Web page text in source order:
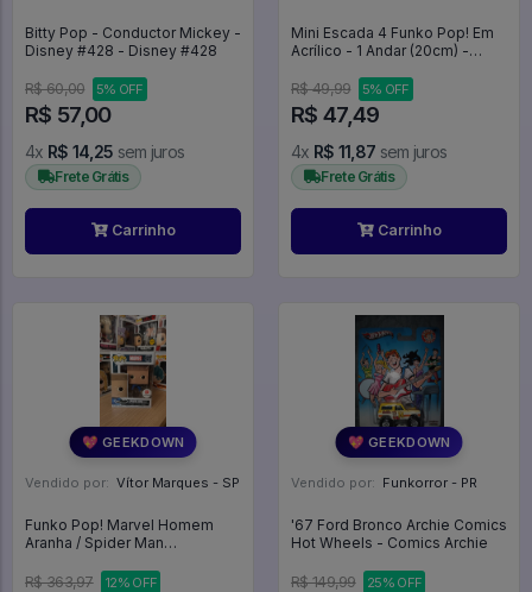
Bitty Pop - Conductor Mickey -
Disney #428 - Disney #428
R$ 60,00 5% OFF
R$ 57,00
4x R$ 14,25 sem juros
Frete Grátis
Carrinho
Mini Escada 4 Funko Pop! Em
Acrílico - 1 Andar (20cm) -
R$ 49,99
5% OFF
R$ 47,49
4x R$ 11,87 sem juros
Frete Grátis
Carrinho
💖 GEEKDOWN
Vendido por: Vítor Marques - SP
Funko Pop! Marvel Homem
Aranha / Spider Man
Exclusivo - Marvel #522
R$ 363,97 12% OFF
💖 GEEKDOWN
Vendido por: Funkorror - PR
'67 Ford Bronco Archie Comics
Hot Wheels - Comics Archie
R$ 149,99 25% OFF